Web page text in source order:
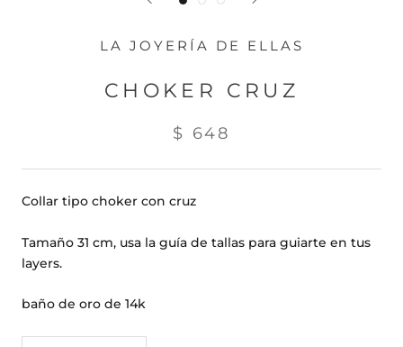
LA JOYERÍA DE ELLAS
CHOKER CRUZ
$ 648
Collar tipo choker con cruz
Tamaño 31 cm, usa la guía de tallas para guiarte en tus
layers.
baño de oro de 14k